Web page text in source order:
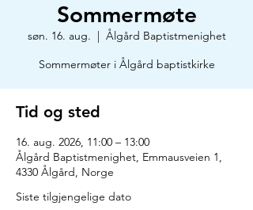
Sommermøte
søn. 16. aug.
  |
Ålgård Baptistmenighet
Sommermøter i Ålgård baptistkirke
Tid og sted
16. aug. 2026, 11:00 – 13:00
Ålgård Baptistmenighet, Emmausveien 1,
4330 Ålgård, Norge
Siste tilgjengelige dato